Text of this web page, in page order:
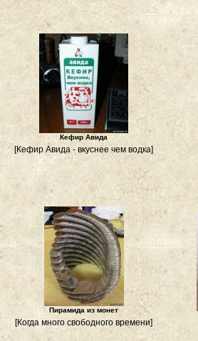
Кефир Авида
[Кефир Авида - вкуснее чем водка]
Пирамида из монет
[Когда много свободного времени]